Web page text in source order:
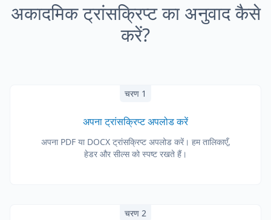
अकादमिक ट्रांसक्रिप्ट का अनुवाद कैसे
करें?
चरण 1
अपना ट्रांसक्रिप्ट अपलोड करें
अपना PDF या DOCX ट्रांसक्रिप्ट अपलोड करें। हम तालिकाएँ,
हेडर और सील्स को स्पष्ट रखते हैं।
चरण 2